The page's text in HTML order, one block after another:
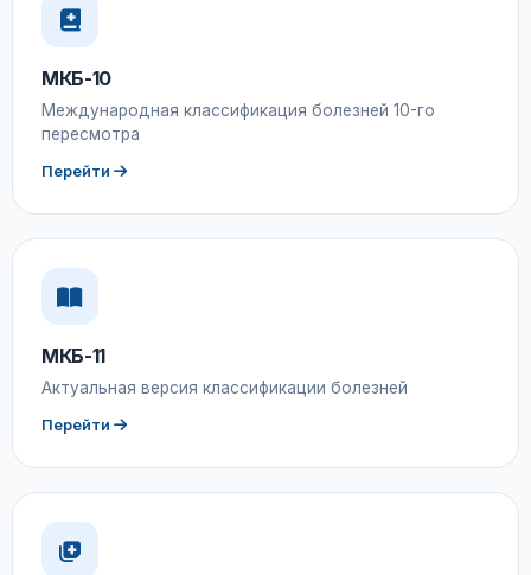
МКБ-10
Международная классификация болезней 10-го
пересмотра
Перейти
МКБ-11
Актуальная версия классификации болезней
Перейти